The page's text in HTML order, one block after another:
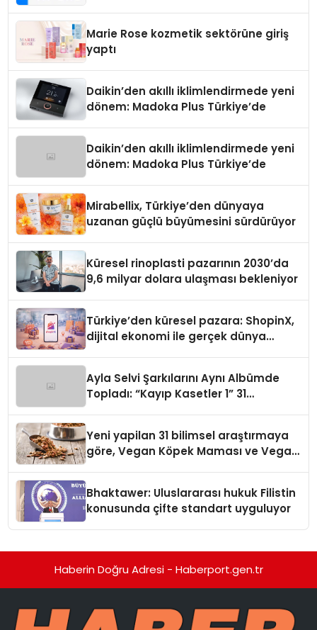
Marie Rose kozmetik sektörüne giriş
yaptı
Daikin’den akıllı iklimlendirmede yeni
dönem: Madoka Plus Türkiye’de
Daikin’den akıllı iklimlendirmede yeni
dönem: Madoka Plus Türkiye’de
Mirabellix, Türkiye’den dünyaya
uzanan güçlü büyümesini sürdürüyor
Küresel rinoplasti pazarının 2030’da
9,6 milyar dolara ulaşması bekleniyor
Türkiye’den küresel pazara: ShopinX,
dijital ekonomi ile gerçek dünya
Ayla Selvi Şarkılarını Aynı Albümde
Topladı: “Kayıp Kasetler 1” 31
Yeni yapilan 31 bilimsel araştırmaya
göre, Vegan Köpek Maması ve Vegan
Bhaktawer: Uluslararası hukuk Filistin
konusunda çifte standart uyguluyor
Haberin Doğru Adresi - Haberport.gen.tr